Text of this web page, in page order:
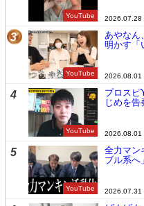
YouTube 2026.07.28
3
YouTube
あやなん
明かす「
2026.08.01
4
YouTube
プロスピ
じめを告
2026.08.01
5
YouTube
全力マン
ブル系へ
2026.07.31